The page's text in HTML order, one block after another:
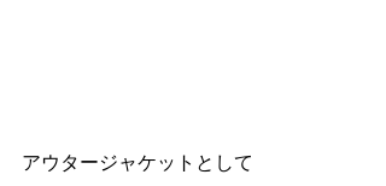
アウタージャケットとして